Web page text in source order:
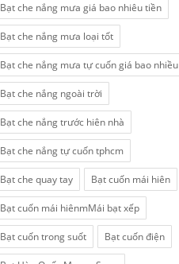
Bạt che nắng mưa giá bao nhiêu tiền
Bạt che nắng mưa loại tốt
Bạt che nắng mưa tự cuốn giá bao nhiều
Bạt che nắng ngoài trời
Bạt che nắng trước hiên nhà
Bạt che nắng tự cuốn tphcm
Bạt che quay tay Bạt cuốn mái hiên
Bạt cuốn mái hiênmMái bạt xếp
Bạt cuốn trong suốt Bạt cuốn điện